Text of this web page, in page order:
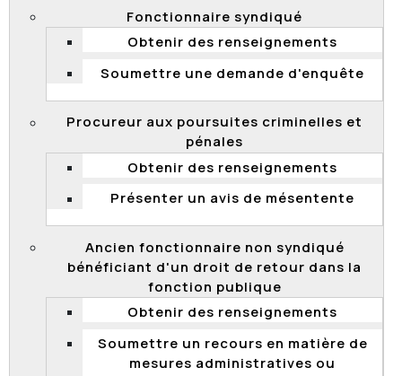
Fonctionnaire syndiqué
Obtenir des renseignements
Soumettre une demande d'enquête
Procureur aux poursuites criminelles et
pénales
Obtenir des renseignements
Présenter un avis de mésentente
Ancien fonctionnaire non syndiqué
bénéficiant d'un droit de retour dans la
fonction publique
Obtenir des renseignements
Soumettre un recours en matière de
mesures administratives ou
Est-ce que les renseignements fournis sont
confidentiels?
Quelles sont les règles de procédure?
vous donne raison?
Que faire si vous doutez de la pertinence de
votre appel, ou si vous changez d’idée?
Comment assurer la défense de vos droits?
Quand votre appel sera-t-il entendu?
Qui peut faire appel et pour quels
motifs?
Un fonctionnaire non syndiqué peut soumettre à la